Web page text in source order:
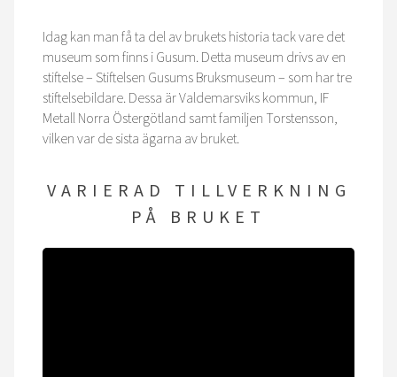
Idag kan man få ta del av brukets historia tack vare det
museum som finns i Gusum. Detta museum drivs av en
stiftelse – Stiftelsen Gusums Bruksmuseum – som har tre
stiftelsebildare. Dessa är Valdemarsviks kommun, IF
Metall Norra Östergötland samt familjen Torstensson,
vilken var de sista ägarna av bruket.
VARIERAD TILLVERKNING
PÅ BRUKET